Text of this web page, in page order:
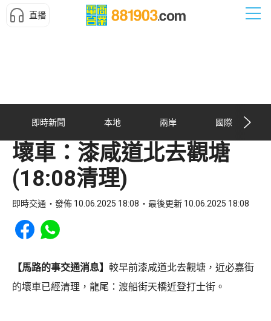
直播
即時新聞 本地 兩岸 國際
壞車：漆咸道北去觀塘
(18:08清理)
即時交通 發佈 10.06.2025 18:08 最後更新 10.06.2025 18:08
Share to Facebook
Share to WhatsApp
【馬路的事交通消息】 較早前漆咸道北去觀塘，近必嘉街
的壞車已經清理，龍尾：渡船街天橋近登打士街。